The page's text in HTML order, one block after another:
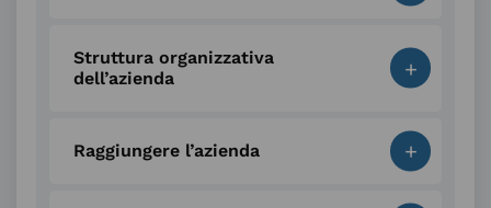
+
Struttura organizzativa
dell’azienda
+
Raggiungere l’azienda